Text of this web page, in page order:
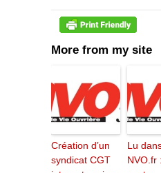
More from my site
Création d’un
syndicat CGT
Lu
NVO.fr